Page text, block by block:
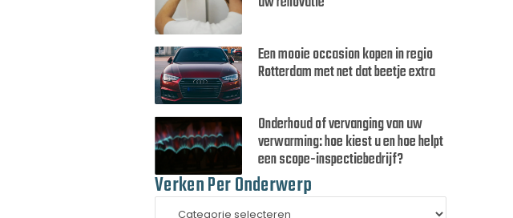
Een mooie occasion kopen in regio
Rotterdam met net dat beetje extra
Onderhoud of vervanging van uw
verwarming: hoe kiest u en hoe helpt
een scope-inspectiebedrijf?
Verken Per Onderwerp